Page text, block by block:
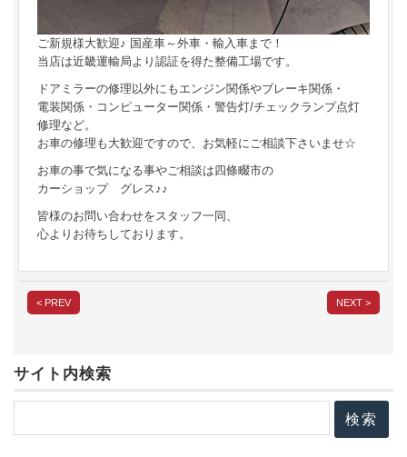
ご新規様大歓迎♪ 国産車～外車・輸入車まで！
当店は近畿運輸局より認証を得た整備工場です。
ドアミラーの修理以外にもエンジン関係やブレーキ関係・
電装関係・コンピューター関係・警告灯/チェックランプ点灯
修理など。
お車の修理も大歓迎ですので、お気軽にご相談下さいませ☆
お車の事で気になる事やご相談は四條畷市の
カーショップ グレス♪♪
皆様のお問い合わせをスタッフ一同、
心よりお待ちしております。
< PREV NEXT >
サイト内検索